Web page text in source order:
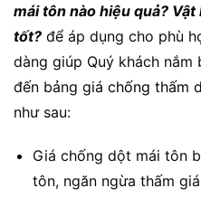
mái tôn nào hiệu quả?
tốt? để áp dụng cho phù
dàng giúp Quý khách
đến bảng giá chống thấm
như sau:
Giá chống dột mái tôn
tôn, ngăn ngừa thấm